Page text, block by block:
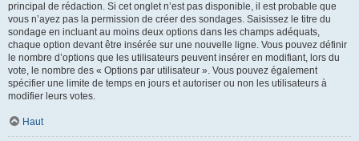
principal de rédaction. Si cet onglet n’est pas disponible, il est probable que
vous n’ayez pas la permission de créer des sondages. Saisissez le titre du
sondage en incluant au moins deux options dans les champs adéquats,
chaque option devant être insérée sur une nouvelle ligne. Vous pouvez définir
le nombre d’options que les utilisateurs peuvent insérer en modifiant, lors du
vote, le nombre des « Options par utilisateur ». Vous pouvez également
spécifier une limite de temps en jours et autoriser ou non les utilisateurs à
modifier leurs votes.
Haut